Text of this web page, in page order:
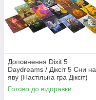
Доповнення Dixit 5
Daydreams / Діксіт 5 Сни на
яву (Настільна гра Діксіт)
Нове видання! УКР
Готово до відправки